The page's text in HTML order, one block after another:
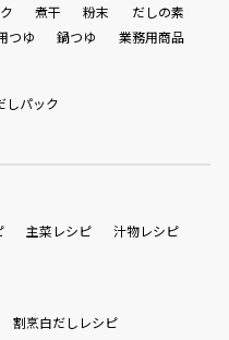
煮干 粉末
だしの素
つゆ 鍋つゆ 業務用商品
しパック
主菜レシピ
汁物レシピ
割烹白だしレシピ